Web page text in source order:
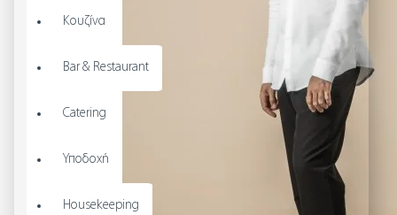
Κουζίνα
Bar & Restaurant
Catering
Υποδοχή
Housekeeping